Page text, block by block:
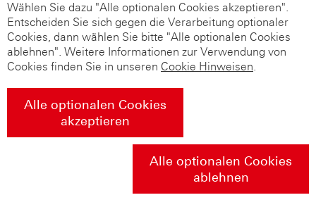
Wählen Sie dazu "Alle optionalen Cookies akzeptieren".
Entscheiden Sie sich gegen die Verarbeitung optionaler
Cookies, dann wählen Sie bitte "Alle optionalen Cookies
ablehnen". Weitere Informationen zur Verwendung von
Cookies finden Sie in unseren Cookie Hinweisen.
Alle optionalen Cookies
akzeptieren
Alle optionalen Cookies
ablehnen